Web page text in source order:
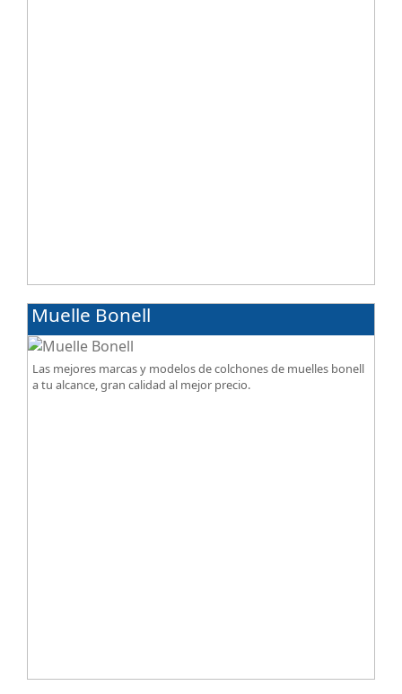
Muelle Bonell
Las mejores marcas y modelos de colchones de muelles bonell
a tu alcance, gran calidad al mejor precio.